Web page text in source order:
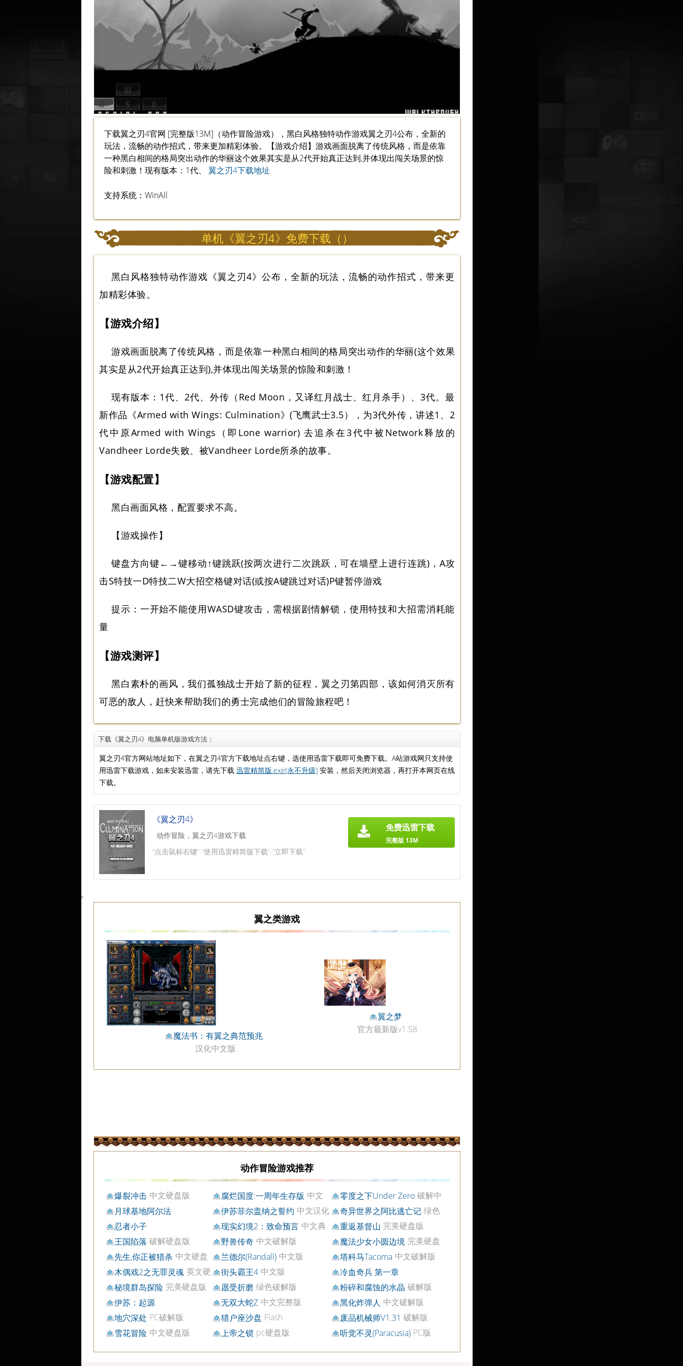
下载翼之刃4官网 [完整版13M]（动作冒险游戏），黑白风格独特动作游戏翼之刃4公布，全新的
玩法，流畅的动作招式，带来更加精彩体验。【游戏介绍】游戏画面脱离了传统风格，而是依靠
一种黑白相间的格局突出动作的华丽这个效果其实是从2代开始真正达到,并体现出闯关场景的惊
险和刺激！现有版本：1代、 翼之刃4下载地址
支持系统：WinAll
单机《翼之刃4》免费下载（）
黑白风格独特动作游戏《翼之刃4》公布，全新的玩法，流畅的动作招式，带来更
加精彩体验。
【游戏介绍】
游戏画面脱离了传统风格，而是依靠一种黑白相间的格局突出动作的华丽(这个效果
其实是从2代开始真正达到),并体现出闯关场景的惊险和刺激！
现有版本：1代、2代、外传（Red Moon，又译红月战士、红月杀手）、3代。最
新作品《Armed with Wings: Culmination》(飞鹰武士3.5），为3代外传，讲述1、2
代中原Armed with Wings（即Lone warrior) 去追杀在3代中被Network释放的
Vandheer Lorde失败、被Vandheer Lorde所杀的故事。
【游戏配置】
黑白画面风格，配置要求不高。
【游戏操作】
键盘方向键←→键移动↑键跳跃(按两次进行二次跳跃，可在墙壁上进行连跳)，A攻
击S特技一D特技二W大招空格键对话(或按A键跳过对话)P键暂停游戏
提示：一开始不能使用WASD键攻击，需根据剧情解锁，使用特技和大招需消耗能
量
【游戏测评】
黑白素朴的画风，我们孤独战士开始了新的征程，翼之刃第四部，该如何消灭所有
可恶的敌人，赶快来帮助我们的勇士完成他们的冒险旅程吧！
下载《翼之刃4》电脑单机版游戏方法：
翼之刃4官方网站地址如下，在翼之刃4官方下载地址点右键，选使用迅雷下载即可免费下载。A站游戏网只支持使
用迅雷下载游戏，如未安装迅雷，请先下载 迅雷精简版.exe[永不升级] 安装，然后关闭浏览器，再打开本网页在线
下载。
《翼之刃4》
动作冒险，翼之刃4游戏下载
“点击鼠标右键”-“使用迅雷精简版下载”-“立即下载”
免费迅雷下载
完整版 13M
翼之类游戏
魔法书：有翼之典范预兆
汉化中文版
翼之梦
官方最新版v1.58
动作冒险游戏推荐
爆裂冲击 中文硬盘版 腐烂国度:一周年生存版 中文
硬盘版
零度之下Under Zero 破解中
文版
月球基地阿尔法 伊苏菲尔盖纳之誓约 中文汉化
版
奇异世界之阿比逃亡记 绿色
破解版
忍者小子 现实幻境2：致命预言 中文典
藏版
重返基督山 完美硬盘版
王国陷落 破解硬盘版 野兽传奇 中文破解版 魔法少女小圆边境 完美硬盘
版
先生,你正被猎杀 中文硬盘
版
兰德尔(Randall) 中文版 塔科马Tacoma 中文破解版
木偶戏2之无罪灵魂 英文硬
盘版
街头霸王4 中文版
冷血奇兵 第一章
秘境群岛探险 完美硬盘版 愿受折磨 绿色破解版 粉碎和腐蚀的水晶 破解版
伊苏：起源
无双大蛇Z 中文完整版 黑化炸弹人 中文破解版
地穴深处 PC破解版 猎户座沙盘 Flash 废品机械师V1.31 破解版
雪花冒险 中文硬盘版 上帝之锁 pc硬盘版 听觉不灵(Paracusia) PC版